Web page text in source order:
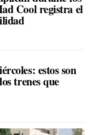
Cool registra el
estos son
trenes que